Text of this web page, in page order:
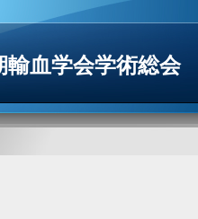
輸血学会学術総会